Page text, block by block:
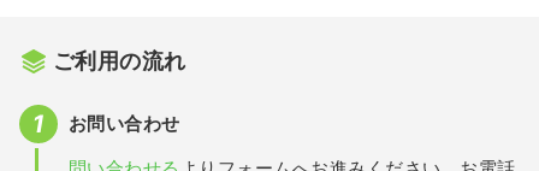
ご利用の流れ
お問い合わせ